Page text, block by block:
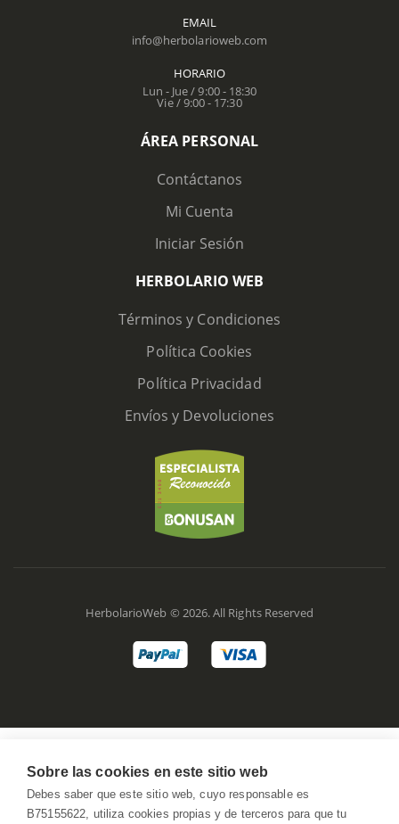
EMAIL
info@herbolarioweb.com
HORARIO
Lun - Jue / 9:00 - 18:30
Vie / 9:00 - 17:30
ÁREA PERSONAL
Contáctanos
Mi Cuenta
Iniciar Sesión
HERBOLARIO WEB
Términos y Condiciones
Política Cookies
Política Privacidad
Envíos y Devoluciones
HerbolarioWeb © 2026. All Rights Reserved
Sobre las cookies en este sitio web
Debes saber que este sitio web, cuyo responsable es
B75155622, utiliza cookies propias y de terceros para que tu